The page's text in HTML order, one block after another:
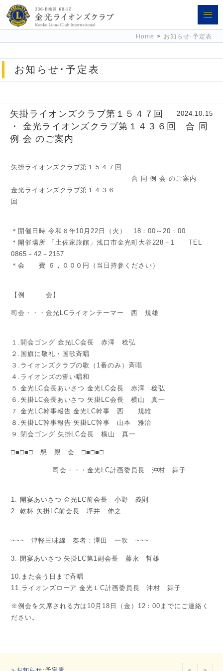
金光ライオンズクラブ 336-B地区
6R-1Z
Home > お知らせ･予定表
お知らせ･予定表
2024.10.15
矢掛ライオンズクラブ第１５４７回
・ 金光ライオンズクラブ第１４３６回 合 同
例 会 のご案内
矢掛ライオンズクラブ第１５４７回
合 同 例 会 のご案内
金光ライオンズクラブ第１４３６
＊開催日時 令和６年10月22日（火） 18：00～20：00
＊開催場所 「土佐家旅館」浅口市金光町大谷228－1 TEL
0865－42－2157
＊会 費 ６，０００円（当日持参ください）
【例 会】
司会・・・金光LCライオンテーマー 西 規雄
１.開会ゴング 金光LC会長 赤澤 稔弘
２.国旗に敬礼・国歌斉唱
３.ライオンズクラブの歌（1番のみ）斉唱
４.ライオンズの誓い唱和
５.金光LC会長あいさつ 金光LC会長 赤澤 稔弘
６.矢掛LC会長あいさつ 矢掛LC会長 横山 真一
７.金光LC幹事報告 金光LC幹事 西 規雄
８.矢掛LC幹事報告 矢掛LC幹事 山本 雅治
９.閉会ゴング 矢掛LC会長 横山 真一
□■□■□ 懇 親 会 □■□■□
司会・・・金光LC計画委員長 沖村 舞子
1. 開宴あいさつ 金光LC前会長 小野 義則
2. 乾杯 矢掛LC前会長 坪井 伸之
~~~ 津軽三味線 奏者：澤田 一吹 ~~~
3. 閉宴あいさつ 矢掛LC第1副会長 藤永 哲雄
10.また会う日まで斉唱
11.ライオンズローア 金光ＬC計画委員長 沖村 舞子
※例会を欠席される方は10月18日（金）12：00までにご連絡く
ださい。